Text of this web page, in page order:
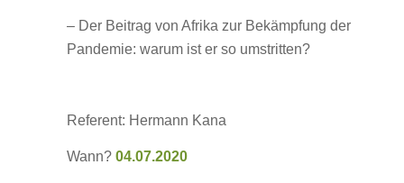
– Der Beitrag von Afrika zur Bekämpfung der
Pandemie: warum ist er so umstritten?
Referent: Hermann Kana
Wann?04.07.2020